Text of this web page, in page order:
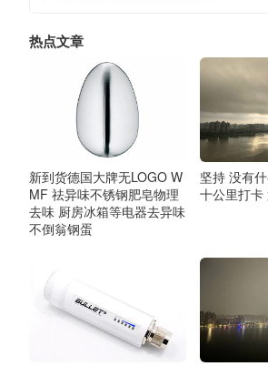
热点文章
新到货德国大牌无LOGO W
MF 祛异味不锈钢肥皂物理
去味 厨房冰箱等电器去异味
不倒翁钢蛋
坚持 没有
十公里打卡